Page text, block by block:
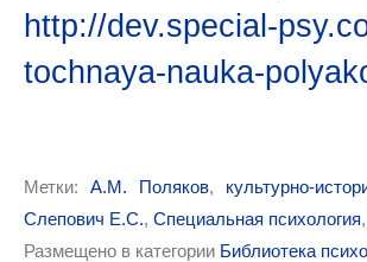
http://dev.special-
tochnaya-nauka-
Метки: А.М. Поляков, культурно-
Слепович Е.С., Специальная психология,
Размещено в категории Библиотека